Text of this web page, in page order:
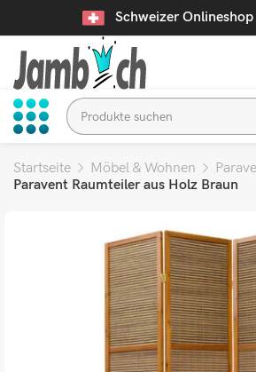
Schweizer
Startseite Möbel & Wohnen
Paravent Raumteiler aus Holz Braun